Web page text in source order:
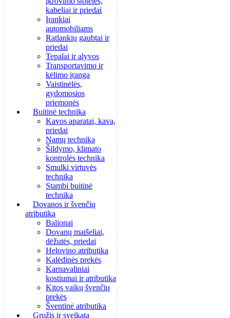
kabeliai ir priedai
Įrankiai
automobiliams
Ratlankių gaubtai ir
priedai
Tepalai ir alyvos
Transportavimo ir
kėlimo įranga
Vaistinėlės,
gydomosios
priemonės
Buitinė technika
Kavos aparatai, kava,
priedai
Namų technika
Šildymo, klimato
kontrolės technika
Smulki virtuvės
technika
Stambi buitinė
technika
Dovanos ir švenčių
atributika
Balionai
Dovanų maišeliai,
dėžutės, priedai
Helovino atributika
Kalėdinės prekės
Karnavaliniai
kostiumai ir atributika
Kitos vaikų švenčių
prekės
Šventinė atributika
Grožis ir sveikata